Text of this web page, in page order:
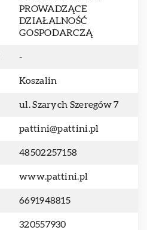
PROWADZĄCE
DZIAŁALNOŚĆ
GOSPODARCZĄ
-
Koszalin
ul. Szarych Szeregów 7
pattini@pattini.pl
48502257158
www.pattini.pl
6691948815
320557930